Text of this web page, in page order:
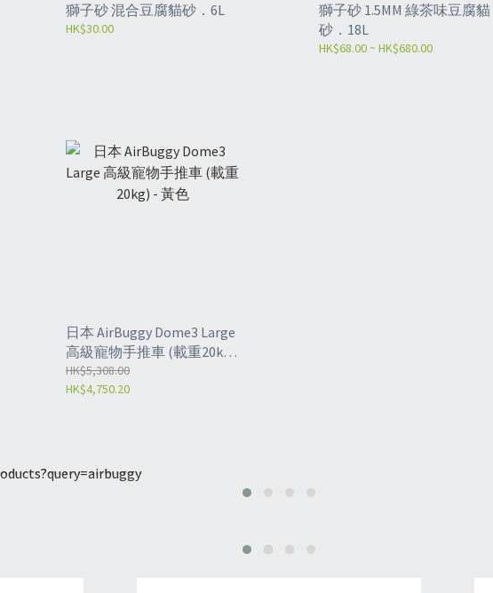
獅子砂 混合豆腐貓砂．6L
HK$30.00
獅子砂 1.5MM 綠茶味豆腐貓
砂．18L
HK$68.00 ~ HK$680.00
日本 AirBuggy Dome3 Large
高級寵物手推車 (載重20kg)
- 黃色
HK$5,308.00
HK$4,750.20